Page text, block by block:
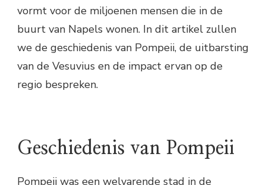
vormt voor de miljoenen mensen die in de
buurt van Napels wonen. In dit artikel zullen
we de geschiedenis van Pompeii, de uitbarsting
van de Vesuvius en de impact ervan op de
regio bespreken.
Geschiedenis van Pompeii
Pompeii was een welvarende stad in de